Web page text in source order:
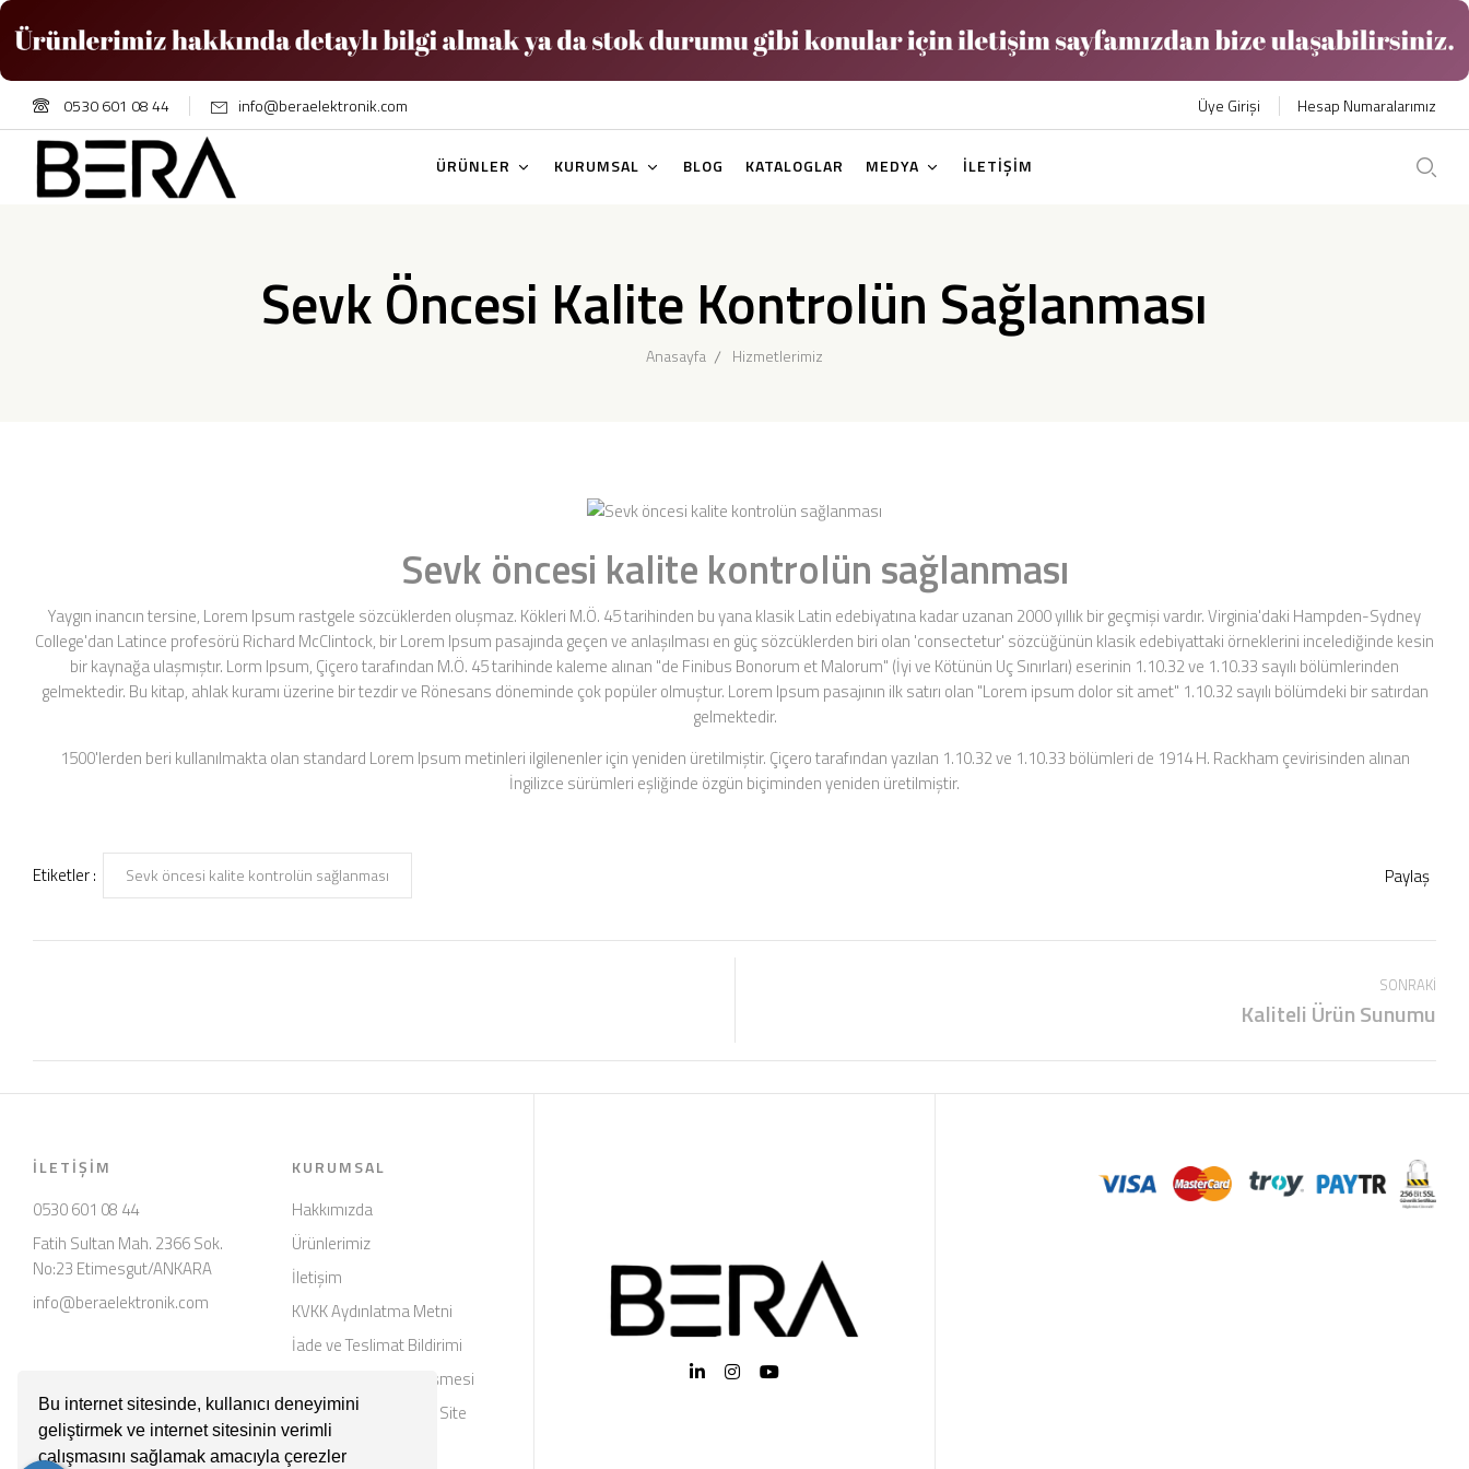
Bu internet sitesinde, kullanıcı deneyimini
geliştirmek ve internet sitesinin verimli
çalışmasını sağlamak amacıyla çerezler
0530 601 08 44 info@beraelektronik.com Üye Girişi Hesap Numaralarımız
ÜRÜNLER KURUMSAL BLOG KATALOGLAR MEDYA İLETİŞİM
Sevk Öncesi Kalite Kontrolün Sağlanması
Anasayfa Hizmetlerimiz
Sevk öncesi kalite kontrolün sağlanması
Yaygın inancın tersine, Lorem Ipsum rastgele sözcüklerden oluşmaz. Kökleri M.Ö. 45 tarihinden bu yana klasik Latin edebiyatına kadar uzanan 2000 yıllık bir geçmişi vardır. Virginia'daki Hampden-Sydney
College'dan Latince profesörü Richard McClintock, bir Lorem Ipsum pasajında geçen ve anlaşılması en güç sözcüklerden biri olan 'consectetur' sözcüğünün klasik edebiyattaki örneklerini incelediğinde kesin
bir kaynağa ulaşmıştır. Lorm Ipsum, Çiçero tarafından M.Ö. 45 tarihinde kaleme alınan "de Finibus Bonorum et Malorum" (İyi ve Kötünün Uç Sınırları) eserinin 1.10.32 ve 1.10.33 sayılı bölümlerinden
gelmektedir. Bu kitap, ahlak kuramı üzerine bir tezdir ve Rönesans döneminde çok popüler olmuştur. Lorem Ipsum pasajının ilk satırı olan "Lorem ipsum dolor sit amet" 1.10.32 sayılı bölümdeki bir satırdan
gelmektedir.
1500'lerden beri kullanılmakta olan standard Lorem Ipsum metinleri ilgilenenler için yeniden üretilmiştir. Çiçero tarafından yazılan 1.10.32 ve 1.10.33 bölümleri de 1914 H. Rackham çevirisinden alınan
İngilizce sürümleri eşliğinde özgün biçiminden yeniden üretilmiştir.
Etiketler : Sevk öncesi kalite kontrolün sağlanması Paylaş
SONRAKI
Kaliteli Ürün Sunumu
İLETIŞIM
0530 601 08 44
Fatih Sultan Mah. 2366 Sok.
No:23 Etimesgut/ANKARA
info@beraelektronik.com
KURUMSAL
Hakkımızda
Ürünlerimiz
İletişim
KVKK Aydınlatma Metni
İade ve Teslimat Bildirimi
Mesafeli Satış Sözleşmesi
Üyelik Sözleşmesi ve Site
Kullanım Şartları